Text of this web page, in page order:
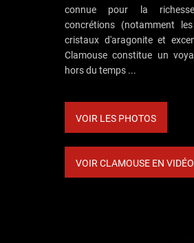
connue pour la
concrétions (notamment
cristaux d'aragonite et
Clamouse constitue un
hors du temps ...
VOIR LES PHOTOS
VOIR CLAMOUSE EN